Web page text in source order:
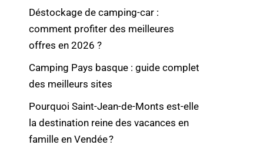
Déstockage de camping-car :
comment profiter des meilleures
offres en 2026 ?
Camping Pays basque : guide complet
des meilleurs sites
Pourquoi Saint-Jean-de-Monts est-elle
la destination reine des vacances en
famille en Vendée ?